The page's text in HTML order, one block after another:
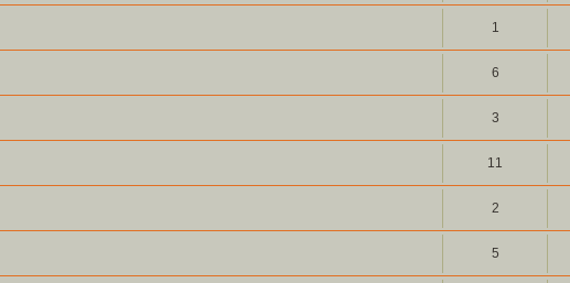
1
6
3
11
2
5